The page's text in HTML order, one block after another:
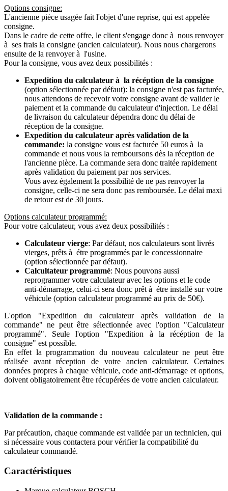
Options consigne:
L'ancienne pièce usagée fait l'objet d'une reprise, qui est appelée
consigne.
Dans le cadre de cette offre, le client s'engage donc à nous renvoyer
à ses frais la consigne (ancien calculateur). Nous nous chargerons
ensuite de la renvoyer à l'usine.
Pour la consigne, vous avez deux possibilités :
Expedition du calculateur à la récéption de la consigne
(option sélectionnée par défaut): la consigne n'est pas facturée,
nous attendons de recevoir votre consigne avant de valider le
paiement et la commande du calculateur d'injection. Le délai
de livraison du calculateur dépendra donc du délai de
réception de la consigne.
Expedition du calculateur après validation de la
commande: la consigne vous est facturée 50 euros à la
commande et nous vous la remboursons dès la réception de
l'ancienne pièce. La commande sera donc traitée rapidement
après validation du paiement par nos services.
Vous avez également la possibilité de ne pas renvoyer la
consigne, celle-ci ne sera donc pas remboursée. Le délai maxi
de retour est de 30 jours.
Options calculateur programmé:
Pour votre calculateur, vous avez deux possibilités :
Calculateur vierge: Par défaut, nos calculateurs sont livrés
vierges, prêts à étre programmés par le concessionnaire
(option sélectionnée par défaut).
Calcultateur programmé: Nous pouvons aussi
reprogrammer votre calculateur avec les options et le code
anti-démarrage, celui-ci sera donc prêt à étre installé sur votre
véhicule (option calculateur programmé au prix de 50€).
L'option "Expedition du calculateur après validation de la
commande" ne peut être sélectionnée avec l'option "Calculateur
programmé". Seule l'option "Expedition à la récéption de la
consigne" est possible.
En effet la programmation du nouveau calculateur ne peut être
réalisée avant réception de votre ancien calculateur. Certaines
données propres à chaque véhicule, code anti-démarrage et options,
doivent obligatoirement être récupérées de votre ancien calculateur.
Validation de la commande :
Par précaution, chaque commande est validée par un technicien, qui
si nécessaire vous contactera pour vérifier la compatibilité du
calculateur commandé.
Caractéristiques